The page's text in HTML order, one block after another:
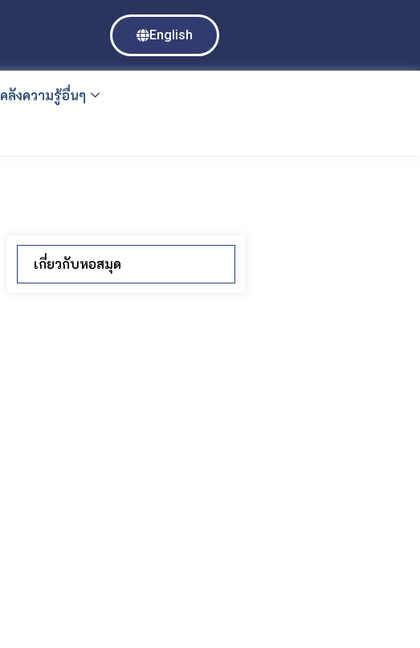
English
คลังความรู้อื่นๆ
เกี่ยวกับหอสมุด